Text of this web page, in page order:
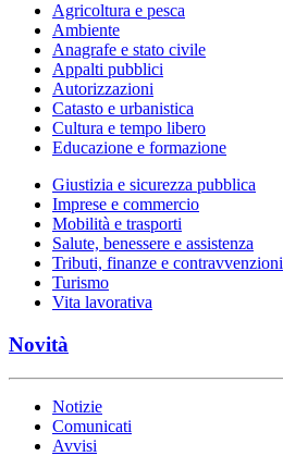
Agricoltura e pesca
Ambiente
Anagrafe e stato civile
Appalti pubblici
Autorizzazioni
Catasto e urbanistica
Cultura e tempo libero
Educazione e formazione
Giustizia e sicurezza pubblica
Imprese e commercio
Mobilità e trasporti
Salute, benessere e assistenza
Tributi, finanze e contravvenzioni
Turismo
Vita lavorativa
Novità
Notizie
Comunicati
Avvisi